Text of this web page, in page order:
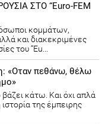
ΣΤΟ “Euro-FEM
κομμάτων,
και διακεκριμένες
του “Eu...
«Οταν πεθάνω, θέλω
κάτω. Και όχι απλά
της έμπειρης